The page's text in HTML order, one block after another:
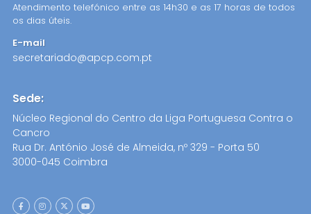
Atendimento telefónico entre as 14h30 e as 17 horas de todos
os dias úteis.
E-mail
secretariado@apcp.com.pt
Sede:
Núcleo Regional do Centro da Liga Portuguesa Contra o
Cancro
Rua Dr. António José de Almeida, nº 329 - Porta 50
3000-045 Coimbra